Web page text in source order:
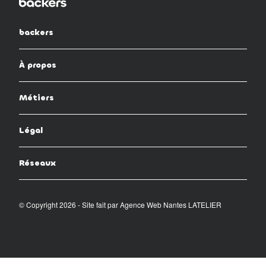
backers
À propos
Métiers
Légal
Réseaux
© Copyright 2026 - Site fait parAgence Web Nantes LATELIER